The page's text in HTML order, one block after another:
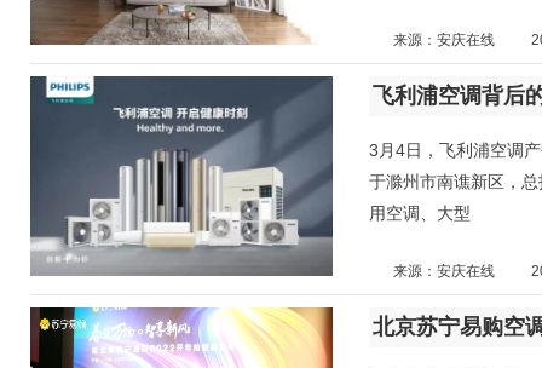
来源：安庆在线
飞利浦空调背后
3月4日，飞利浦空调
于滁州市南谯新区，
用空调、大型
来源：安庆在线
北京苏宁易购空